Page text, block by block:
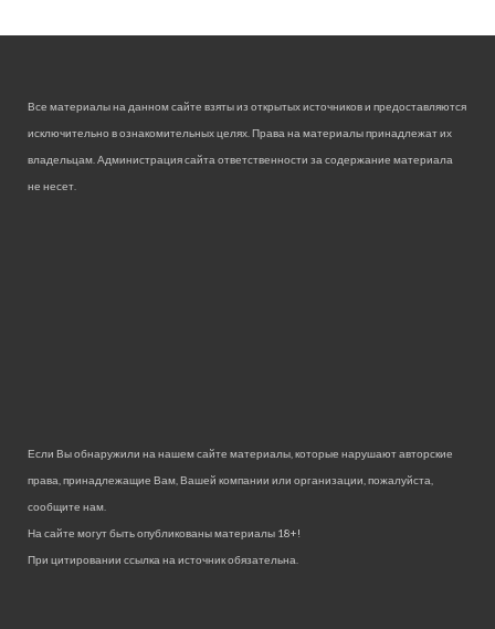
Все материалы на данном сайте взяты из открытых источников и предоставляются
исключительно в ознакомительных целях. Права на материалы принадлежат их
владельцам. Администрация сайта ответственности за содержание материала
не несет.
Если Вы обнаружили на нашем сайте материалы, которые нарушают авторские
права, принадлежащие Вам, Вашей компании или организации, пожалуйста,
сообщите нам.
На сайте могут быть опубликованы материалы 18+!
При цитировании ссылка на источник обязательна.